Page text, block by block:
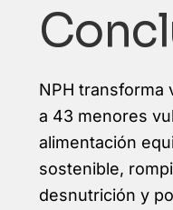
NPH transforma
a 43 menores
alimentación
sostenible,
desnutrición y